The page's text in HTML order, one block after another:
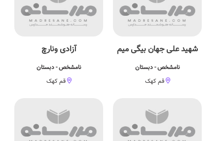
شهید علی جهان بیگی میم
نامشخص - دبستان
قم کهک
آزادی ونارچ
نامشخص - دبستان
قم کهک